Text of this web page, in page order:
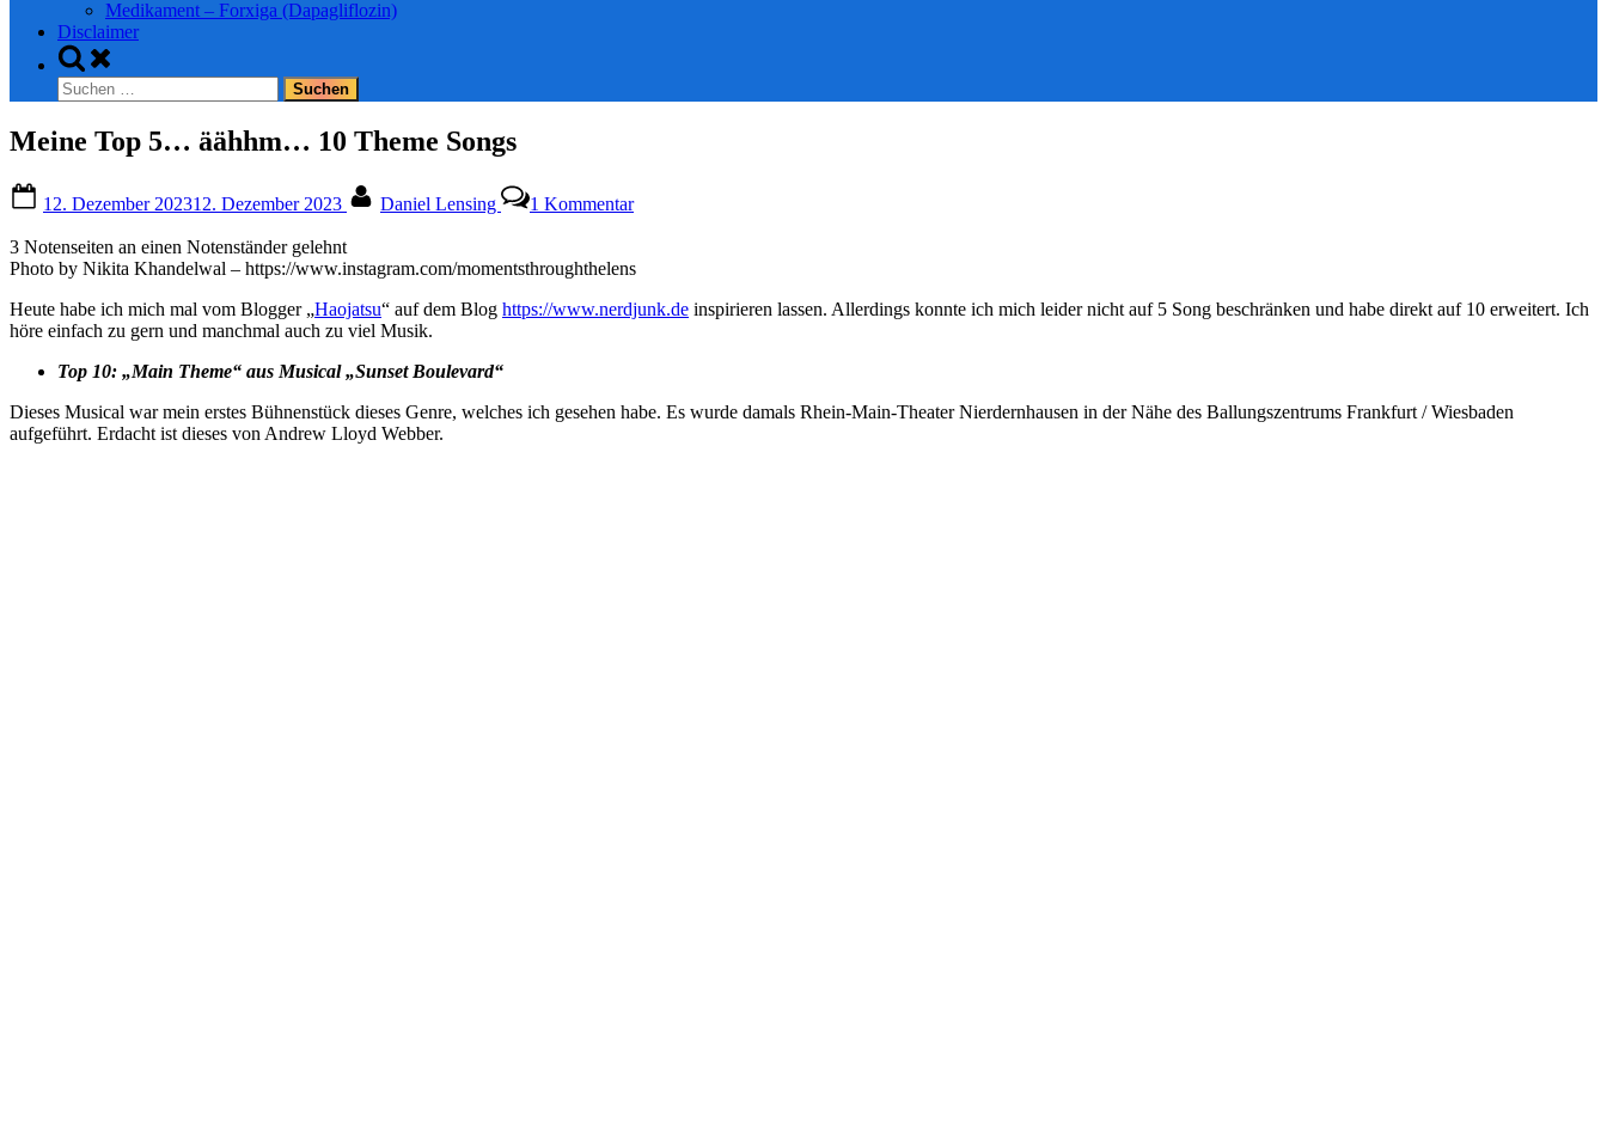
Medikament – Forxiga (Dapagliflozin)
Disclaimer
Toggle
search
form
Suchen
nach:
Meine Top 5… äähhm… 10 Theme Songs
on
12. Dezember 202312. Dezember 2023 Daniel Lensing 1 KommentarMeine
äähhm…
10
Theme
3 Notenseiten an einen Notenständer gelehnt
Photo by Nikita Khandelwal – https://www.instagram.com/momentsthroughthelens
Heute habe ich mich mal vom Blogger „Haojatsu“ auf dem Blog https://www.nerdjunk.de inspirieren lassen. Allerdings konnte ich mich leider nicht auf 5 Song beschränken und habe direkt auf 10 erweitert. Ich
höre einfach zu gern und manchmal auch zu viel Musik.
Top 10: „Main Theme“ aus Musical „Sunset Boulevard“
Dieses Musical war mein erstes Bühnenstück dieses Genre, welches ich gesehen habe. Es wurde damals Rhein-Main-Theater Nierdernhausen in der Nähe des Ballungszentrums Frankfurt / Wiesbaden
aufgeführt. Erdacht ist dieses von Andrew Lloyd Webber.